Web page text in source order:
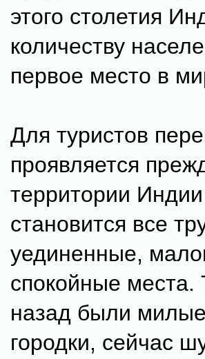
этого столетия
количеству
первое место в
Для туристов
проявляется
территории
становится все
уединенные,
спокойные
назад были
городки, сейчас